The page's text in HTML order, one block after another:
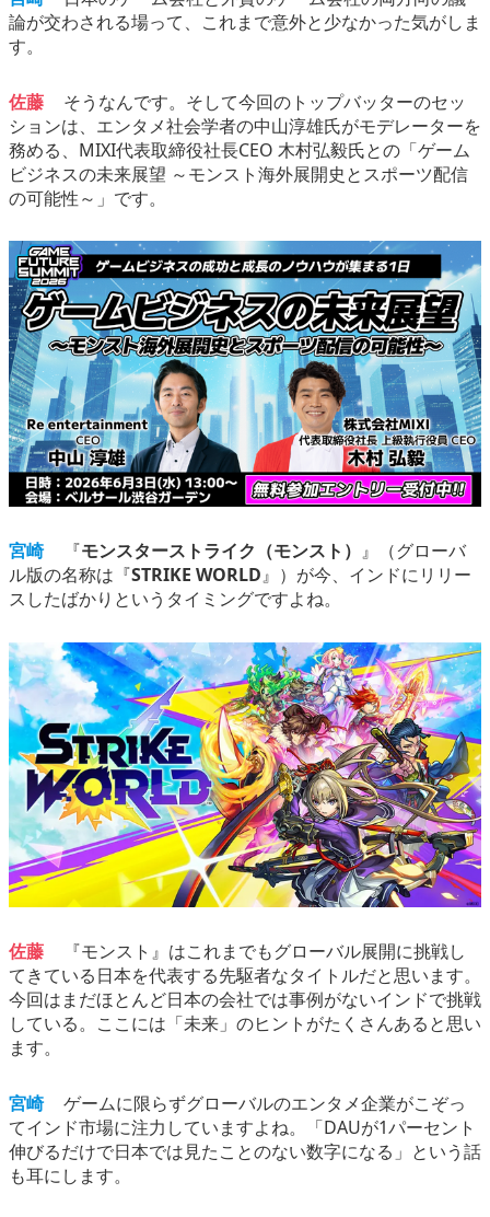
論が交わされる場って、これまで意外と少なかった気がしま
す。
佐藤
そうなんです。そして今回のトップバッターのセッ
ションは、エンタメ社会学者の中山淳雄氏がモデレーターを
務める、MIXI代表取締役社長CEO 木村弘毅氏との「ゲーム
ビジネスの未来展望 ～モンスト海外展開史とスポーツ配信
の可能性～」です。
宮崎 『モンスターストライク（モンスト） 』（グローバ
ル版の名称は『STRIKE WORLD』）が今、インドにリリー
スしたばかりというタイミングですよね。
佐藤
『モンスト』はこれまでもグローバル展開に挑戦し
てきている日本を代表する先駆者なタイトルだと思います。
今回はまだほとんど日本の会社では事例がないインドで挑戦
している。ここには「未来」のヒントがたくさんあると思い
ます。
宮崎
ゲームに限らずグローバルのエンタメ企業がこぞっ
てインド市場に注力していますよね。「DAUが1パーセント
伸びるだけで日本では見たことのない数字になる」という話
も耳にします。